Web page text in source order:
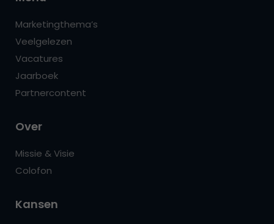
Marketingthema’s
Veelgelezen
Vacatures
Jaarboek
Partnercontent
Over
Missie & Visie
Colofon
Kansen